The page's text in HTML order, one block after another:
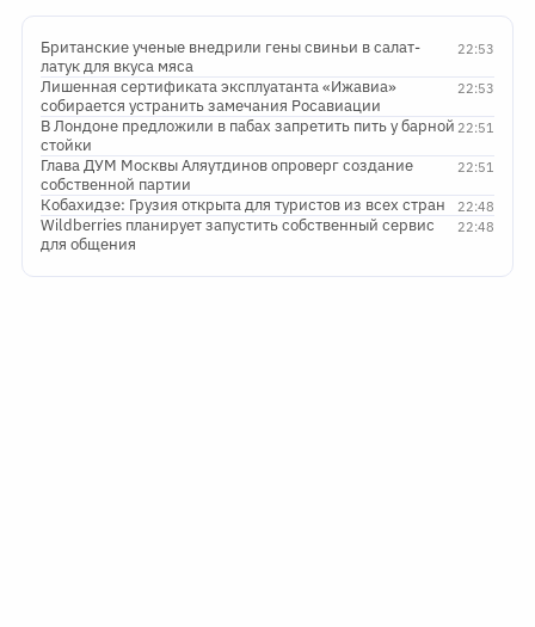
22:53
Британские ученые внедрили гены свиньи в салат-
латук для вкуса мяса
22:53
Лишенная сертификата эксплуатанта «Ижавиа»
собирается устранить замечания Росавиации
22:51
В Лондоне предложили в пабах запретить пить у барной
стойки
22:51
Глава ДУМ Москвы Аляутдинов опроверг создание
собственной партии
22:48
Кобахидзе: Грузия открыта для туристов из всех стран
22:48
Wildberries планирует запустить собственный сервис
для общения